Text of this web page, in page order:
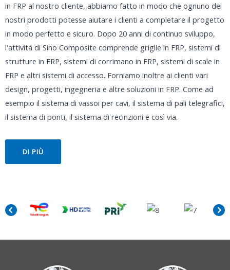
in FRP al nostro cliente, abbiamo fatto in modo che ognuno dei
nostri prodotti potesse aiutare i clienti a completare il progetto
in modo perfetto e sicuro. Dopo 20 anni di continuo sviluppo,
l'attività di Sino Composite comprende griglie in FRP, sistemi di
strutture in FRP, sistemi di corrimano in FRP, sistemi di scale in
FRP e altri sistemi di accesso. Forniamo inoltre ai clienti vari
design, progetti, ingegneria e altre soluzioni in FRP. Come ad
esempio il sistema di vassoi per cavi, il sistema di pali telegrafici,
il sistema di ponti, il sistema di recinzioni e così via.
DI PIÙ